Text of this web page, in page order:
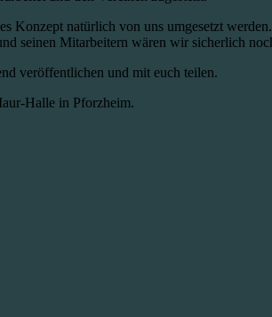
Konzept natürlich von uns umgesetzt
seinen Mitarbeitern wären wir sicherlich
veröffentlichen und mit euch teilen.
Halle in Pforzheim.